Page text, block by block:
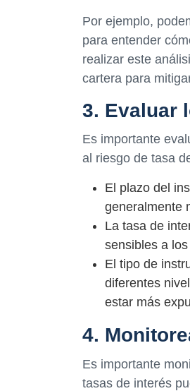
Por ejemplo,
para entender
realizar este
cartera para
3. Evaluar
Es importante
al riesgo de tasa
El plazo del
generalmente
La tasa de
sensibles a
El tipo de
diferentes
estar más
4.
Es importante
tasas de interés